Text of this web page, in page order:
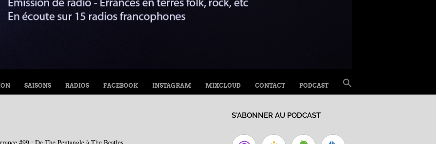
SAISONS RADIOS FACEBOOK INSTAGRAM MIXCLOUD CONTACT PODCAST
FOR:
Search Button
S'ABONNER AU PODCAST